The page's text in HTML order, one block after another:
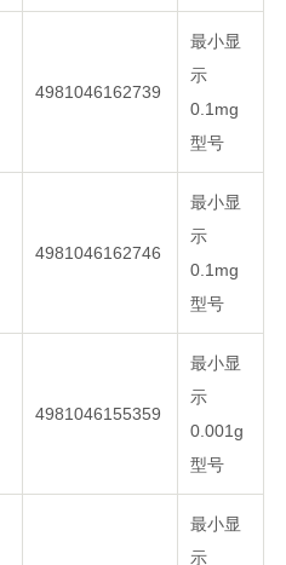
4981046162739
最小显
示
0.1mg
型号
4981046162746
最小显
示
0.1mg
型号
4981046155359
最小显
示
0.001g
型号
最小显
示